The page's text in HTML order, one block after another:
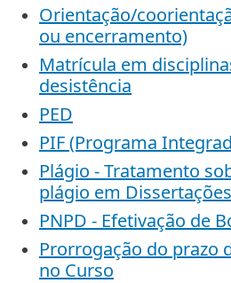
Orientação/
ou encerramento)
Matrícula em
desistência
PED
PIF (Programa
Plágio - Tratamento
plágio em
PNPD - Efetivação de
Prorrogação do prazo
no Curso